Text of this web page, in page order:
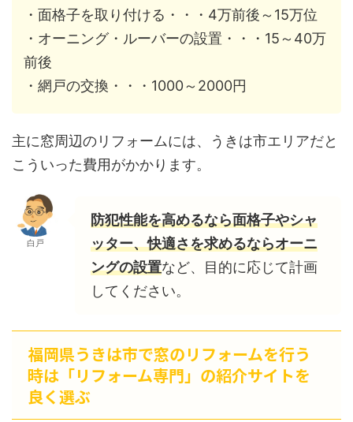
・面格子を取り付ける・・・4万前後～15万位
・オーニング・ルーバーの設置・・・15～40万
前後
・網戸の交換・・・1000～2000円
主に窓周辺のリフォームには、うきは市エリアだと
こういった費用がかかります。
白戸
防犯性能を高めるなら面格子やシャ
ッター、快適さを求めるならオーニ
ングの設置など、目的に応じて計画
してください。
福岡県うきは市で窓のリフォームを行う
時は「リフォーム専門」の紹介サイトを
良く選ぶ